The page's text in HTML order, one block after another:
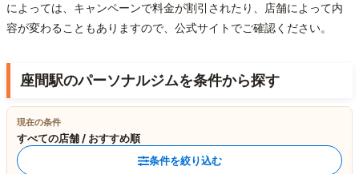
によっては、キャンペーンで料金が割引されたり、店舗によって内
容が変わることもありますので、公式サイトでご確認ください。
座間駅のパーソナルジムを条件から探す
現在の条件
すべての店舗 / おすすめ順
条件を絞り込む